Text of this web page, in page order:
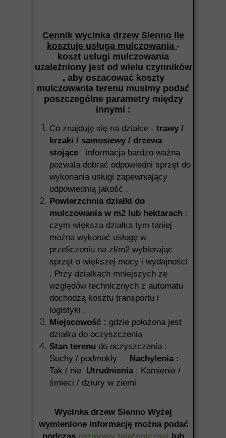
Cennik wycinka drzew Sienno Ile
kosztuje usługa mulczowania -
koszt usługi mulczowania
uzależniony jest od wielu czynników
, aby oszacować koszty
mulczowania terenu musimy podać
poszczególne parametry między
innymi :
Co znajduję się na działce - trawy /
krzaki / samosiewy / drzewa
stojące informacja bardzo ważna
pozwala dobrać odpowiedni sprzęt do
wykonania usługi zapewniający
odpowiednią jakość .
Powierzchnia działki do
mulczowania w m2 lub hektarach :
czym większa działka tym taniej
można wykonać usługę w
przeliczeniu na zł/m2 wybierając
sprzęt o większej mocy i wydajności
. Przy działkach mniejszych ze
względów technicznych z automatu
dochodzą kosztu transportu i
logistyki .
Miejscowość : gdzie położona jest
działka do oczyszczenia
Stan terenu do oczyszczenia :
Suchy / podmokły Nachylenia:
Tak / nie Utrudnienia: Kamienie /
śmieci / dziury w ziemi
Wycinka drzew Sienno Wyżej
wymienione informację można podać